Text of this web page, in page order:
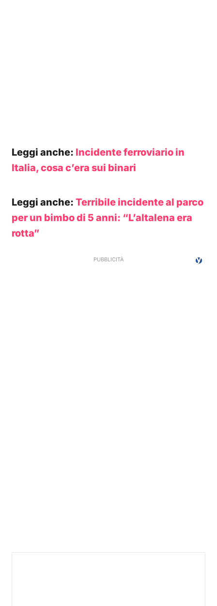
Leggi anche: Incidente ferroviario in
Italia, cosa c’era sui binari
Leggi anche: Terribile incidente al parco
per un bimbo di 5 anni: “L’altalena era
rotta”